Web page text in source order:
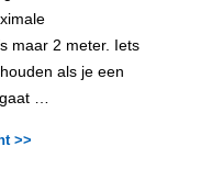
maar 2 meter. Iets
als je een
…
>>